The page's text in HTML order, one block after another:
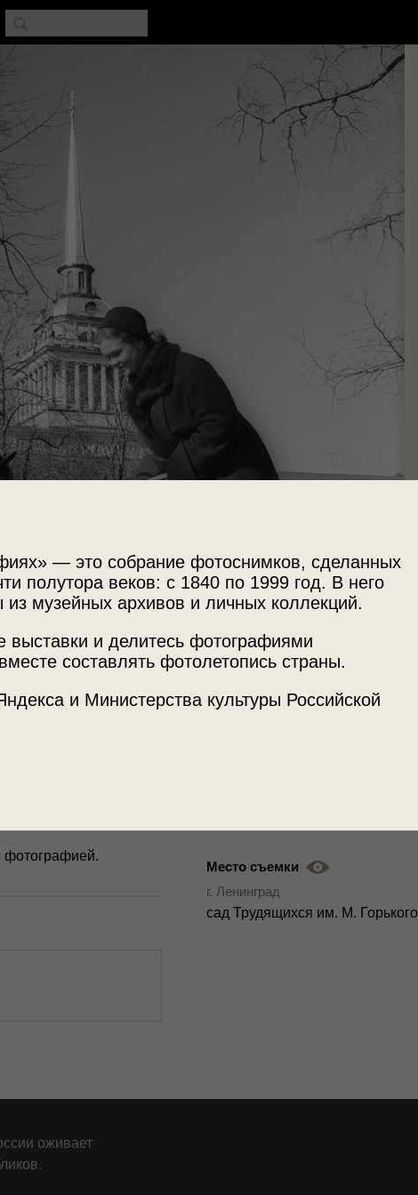
— это собрание фотоснимков, сделанных
полутора веков: с 1840 по 1999 год. В него
музейных архивов и личных коллекций.
выставки и делитесь фотографиями
составлять фотолетопись страны.
и Министерства культуры Российской
Место съемки
г. Ленинград
сад Трудящихся им. М. Горького
фотографией.
оживает